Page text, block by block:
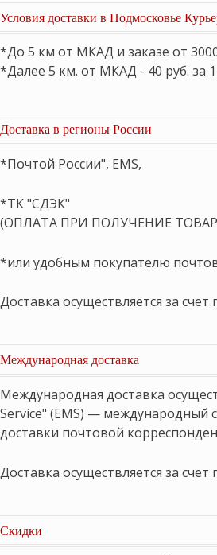
Условия доставки в Подмосковье
*До 5 км от МКАД и заказе от
*Далее 5 км. от МКАД - 40 руб. за
Доставка в регионы России
*Почтой России", EMS,
*ТК "СДЭК"
(ОПЛАТА ПРИ ПОЛУЧЕНИЕ
*или удобным покупателю
Доставка осуществляется за счет
Международная доставка
Международная доставка
Service" (EMS) — международный
доставки почтовой
Доставка осуществляется за счет
Скидки